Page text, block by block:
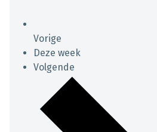
Vorige
Deze week
Volgende